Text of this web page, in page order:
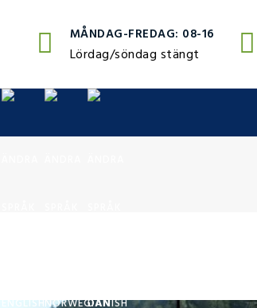
MÅNDAG-FREDAG: 08-16
Lördag/söndag stängt